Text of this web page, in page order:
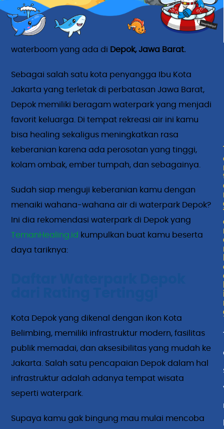
suka menguji adrenalin sambil basah-basahan di
wahana air waterpark? Kalau kamu salah
satunya, mampir deh di berbagai pilihan
waterboom yang ada di Depok, Jawa Barat.
Sebagai salah satu kota penyangga Ibu Kota
Jakarta yang terletak di perbatasan Jawa Barat,
Depok memiliki beragam waterpark yang menjadi
favorit keluarga. Di tempat rekreasi air ini kamu
bisa healing sekaligus meningkatkan rasa
keberanian karena ada perosotan yang tinggi,
kolam ombak, ember tumpah, dan sebagainya.
Sudah siap menguji keberanian kamu dengan
menaiki wahana-wahana air di waterpark Depok?
Ini dia rekomendasi waterpark di Depok yang
TemanHealing.id kumpulkan buat kamu beserta
daya tariknya:
Kota Depok yang dikenal dengan ikon Kota
Belimbing, memiliki infrastruktur modern, fasilitas
publik memadai, dan aksesibilitas yang mudah ke
Jakarta. Salah satu pencapaian Depok dalam hal
infrastruktur adalah adanya tempat wisata
seperti waterpark.
Supaya kamu gak bingung mau mulai mencoba